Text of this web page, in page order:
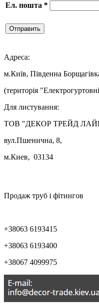
Ел. пошта *
Отправить
Адреса:
м.Київ, Південна
(територія
Для листування:
ТОВ "ДЕКОР ТРЕЙД
вул.Пшенична, 8,
м.Киев, 03134
Продаж труб і фітингов
+38063 6193415
+38063 6193400
+38067 4099975